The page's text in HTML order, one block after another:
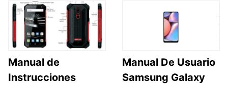
Manual de
Instrucciones
Manual De Usuario
Samsung Galaxy